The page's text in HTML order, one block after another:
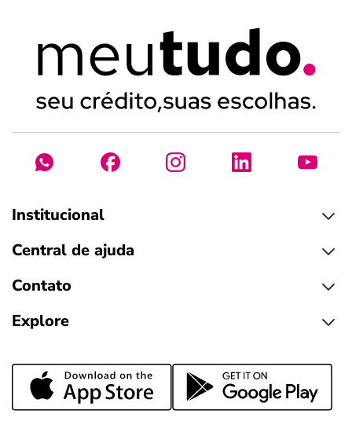
Institucional
Central de ajuda
Contato
Explore